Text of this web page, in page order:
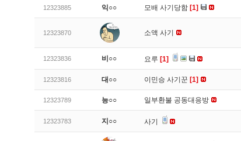
12323885 익○○ 모배 사기당함 [1]
12323870 소액 사기
12323836 비○○ 요루 [1]
12323816 대○○ 이민승 사기꾼 [1]
12323789 능○○ 일부환불 공동대응방
12323783 지○○ 사기